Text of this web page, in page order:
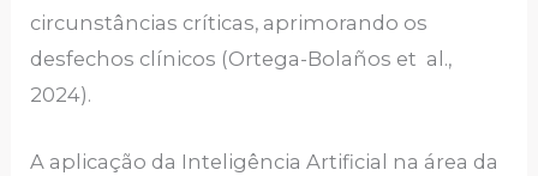
circunstâncias críticas, aprimorando os
desfechos clínicos (Ortega-Bolaños et al.,
2024).
A aplicação da Inteligência Artificial na área da